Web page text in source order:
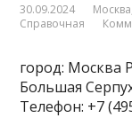
30.09.2024 Москва
Справочная
город: Москва
Большая
Телефон: +7